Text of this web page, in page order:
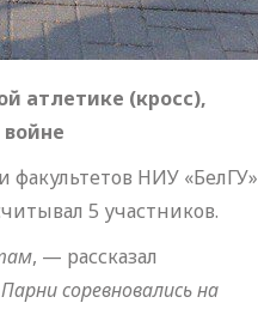
атлетике (кросс),
НИУ «БелГУ»
5 участников.
, — рассказал
соревновались на